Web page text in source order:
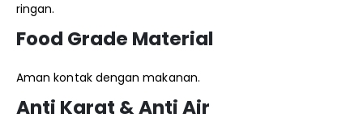
ringan.
Food Grade Material
Aman kontak dengan makanan.
Anti Karat & Anti Air